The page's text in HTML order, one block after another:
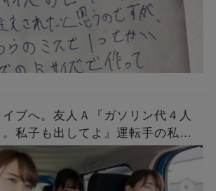
ブへ。友人Ａ『ガソリン代４人
私子も出してよ』運転手の私
わりもうＡは私の車に乗せない、
Ａ『！？』→すると・・・